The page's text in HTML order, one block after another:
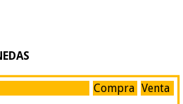
Compra Venta